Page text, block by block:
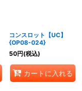
コンスロット【UC】
{OP08-024}
50円(税込)
カートに入れる